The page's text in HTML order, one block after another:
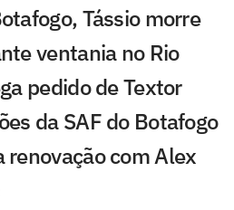
Tássio morre
ventania no Rio
pedido de Textor
da SAF do Botafogo
renovação com Alex